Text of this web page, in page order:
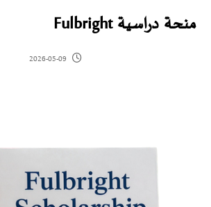
منحة دراسية Fulbright
2026-05-09